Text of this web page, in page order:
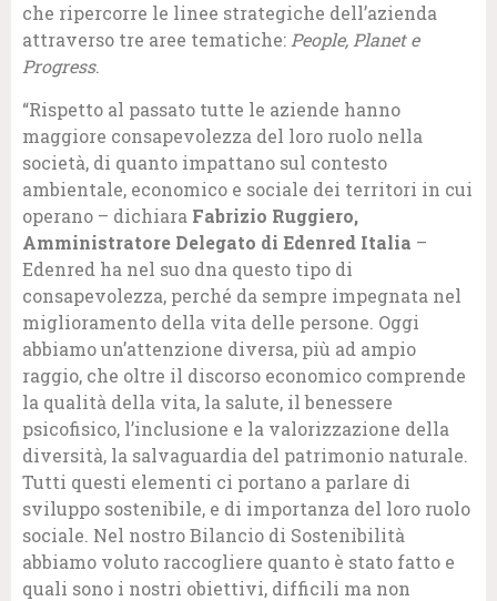
che ripercorre le linee strategiche dell’azienda
attraverso tre aree tematiche: People, Planet e
Progress.
“Rispetto al passato tutte le aziende hanno
maggiore consapevolezza del loro ruolo nella
società, di quanto impattano sul contesto
ambientale, economico e sociale dei territori in cui
operano – dichiara Fabrizio Ruggiero,
Amministratore Delegato di Edenred Italia –
Edenred ha nel suo dna questo tipo di
consapevolezza, perché da sempre impegnata nel
miglioramento della vita delle persone. Oggi
abbiamo un’attenzione diversa, più ad ampio
raggio, che oltre il discorso economico comprende
la qualità della vita, la salute, il benessere
psicofisico, l’inclusione e la valorizzazione della
diversità, la salvaguardia del patrimonio naturale.
Tutti questi elementi ci portano a parlare di
sviluppo sostenibile, e di importanza del loro ruolo
sociale. Nel nostro Bilancio di Sostenibilità
abbiamo voluto raccogliere quanto è stato fatto e
quali sono i nostri obiettivi, difficili ma non